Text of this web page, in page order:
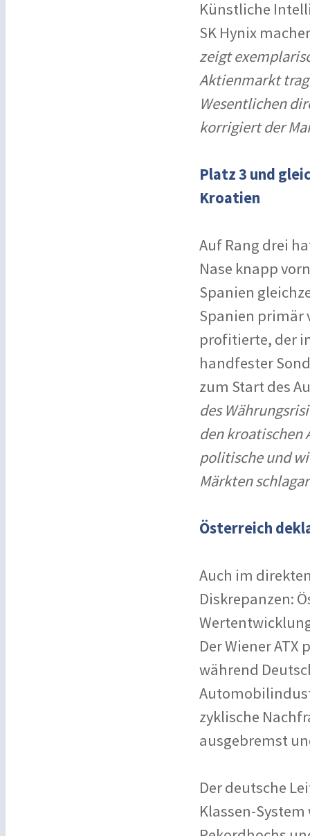
Künstliche
SK Hynix
zeigt
Aktienmarkt
Wesentlichen
korrigiert der
Platz 3 und
Kroatien
Auf Rang drei
Nase knapp
Spanien
Spanien primär
profitierte, der
handfester
zum Start des
des
den kroatischen
politische und
Märkten
Österreich
Auch im
Diskrepanzen:
Der Wiener
während
zyklische
ausgebremst
Der deutsche
Klassen-